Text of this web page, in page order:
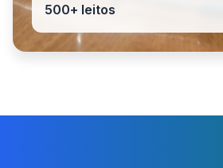
500+ leitos